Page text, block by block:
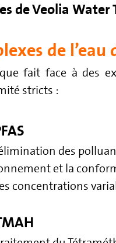
de Veolia Water
de
fait face à des
stricts :
des
et la
concentrations